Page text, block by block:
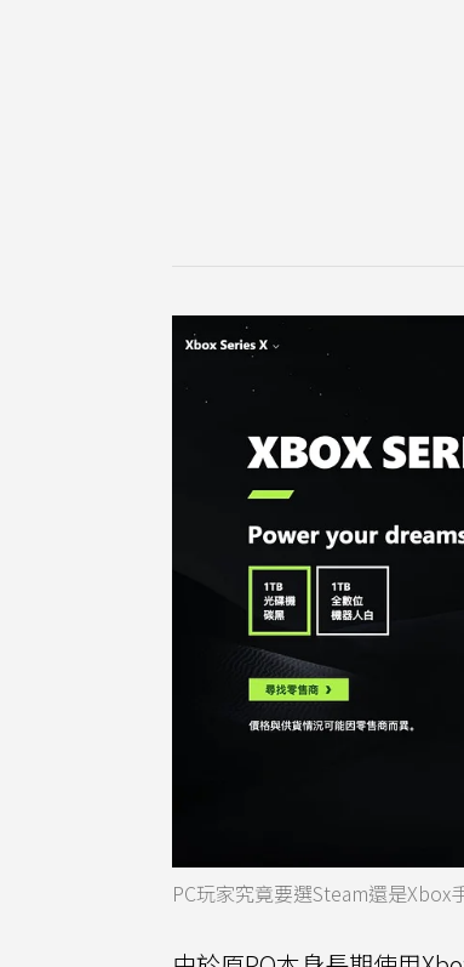
PC玩家究竟要選Steam還是